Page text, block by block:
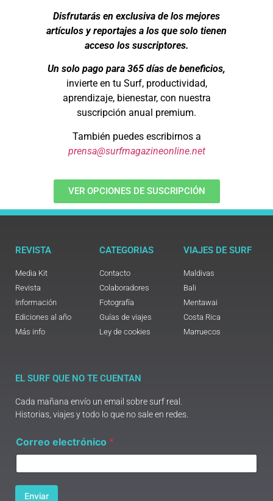
Disfrutarás en exclusiva de los mejores
artículos y reportajes a los que solo tienen
acceso los suscriptores.
Un solo pago para 365 días de beneficios,
invierte en tu Surf, productividad,
aprendizaje, bienestar, con nuestra
suscripción anual premium.
También puedes escribirnos a
prensa@surfmagazineonline.net
VER OPCIONES DE SUSCRIPCIÓN
REVISTA
Media Kit
Revista
Información
Ediciones al año
Más info
CATEGORIAS
Contacto
Colaboradores
Fotografía
Guías de viajes
Ley de cookies
VIAJES DE SURF
Maldivas
Bali
Mentawai
Costa Rica
Marruecos
EL SURF QUE NO TE CUENTAN
Cada mañana envío un email sobre surf real.
Historias, viajes y todo lo que no sale en redes.
C
o
e
Correo electrónico *
Enviar